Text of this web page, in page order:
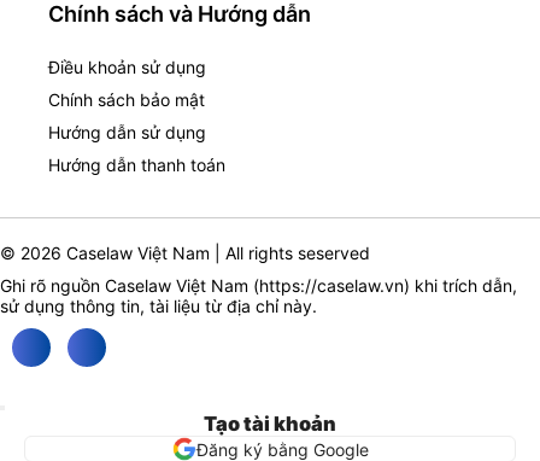
Chính sách và Hướng dẫn
Điều khoản sử dụng
Chính sách bảo mật
Hướng dẫn sử dụng
Hướng dẫn thanh toán
© 2026 Caselaw Việt Nam | All rights seserved
Ghi rõ nguồn Caselaw Việt Nam (https://caselaw.vn) khi trích dẫn,
sử dụng thông tin, tài liệu từ địa chỉ này.
Tạo tài khoản
Đăng ký bằng Google